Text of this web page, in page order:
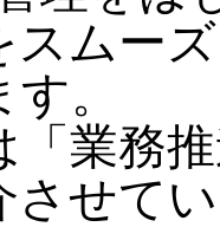
スムー
。
「業務
させて